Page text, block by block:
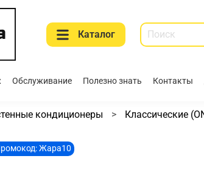
Каталог
Обслуживание Полезно знать Контакты
кондиционеры Классические
Жара10